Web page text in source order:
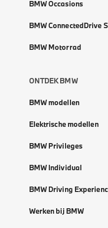
BMW Occasions
BMW ConnectedDrive
BMW Motorrad
ONTDEK BMW
BMW modellen
Elektrische modellen
BMW Privileges
BMW Individual
BMW Driving
Werken bij BMW